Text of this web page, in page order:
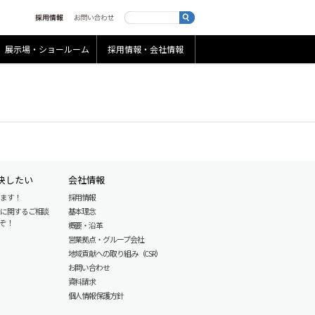
展示場・ショールーム 採用情報・会社情報
したい
す！
関するご相談
！
会社情報
採用情報
基本理念
概要・沿革
営業拠点・グループ会社
地域貢献への取り組み（CSR）
お問い合わせ
資料請求
個人情報保護方針